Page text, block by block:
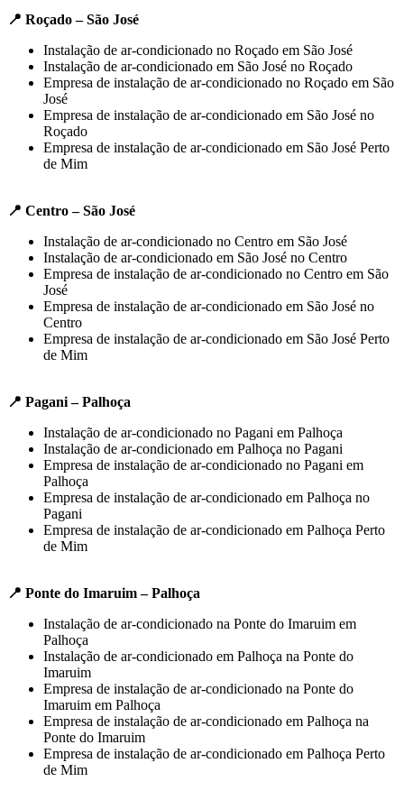
📍 Roçado – São José
Instalação de ar-condicionado no Roçado em São José
Instalação de ar-condicionado em São José no Roçado
Empresa de instalação de ar-condicionado no Roçado em São
José
Empresa de instalação de ar-condicionado em São José no
Roçado
Empresa de instalação de ar-condicionado em São José Perto
de Mim
📍 Centro – São José
Instalação de ar-condicionado no Centro em São José
Instalação de ar-condicionado em São José no Centro
Empresa de instalação de ar-condicionado no Centro em São
José
Empresa de instalação de ar-condicionado em São José no
Centro
Empresa de instalação de ar-condicionado em São José Perto
de Mim
📍 Pagani – Palhoça
Instalação de ar-condicionado no Pagani em Palhoça
Instalação de ar-condicionado em Palhoça no Pagani
Empresa de instalação de ar-condicionado no Pagani em
Palhoça
Empresa de instalação de ar-condicionado em Palhoça no
Pagani
Empresa de instalação de ar-condicionado em Palhoça Perto
de Mim
📍 Ponte do Imaruim – Palhoça
Instalação de ar-condicionado na Ponte do Imaruim em
Palhoça
Instalação de ar-condicionado em Palhoça na Ponte do
Imaruim
Empresa de instalação de ar-condicionado na Ponte do
Imaruim em Palhoça
Empresa de instalação de ar-condicionado em Palhoça na
Ponte do Imaruim
Empresa de instalação de ar-condicionado em Palhoça Perto
de Mim